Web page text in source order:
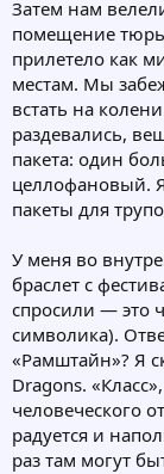
Затем нам
помещение
прилетело как
местам. Мы
встать на
раздевались,
пакета: один
целлофановый.
пакеты для
У меня во
браслет с
спросили — это
символика).
«Рамштайн»? Я
Dragons.
человеческого
радуется и
раз там могут